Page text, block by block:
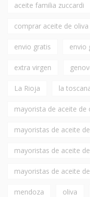
aceite familia zuccardi
comprar aceite de
envio gratis envio
extra virgen
La Rioja la
mayorista de aceite de
mayoristas de aceite
mayoristas de aceite
mayoristas de aceite
mendoza oliva